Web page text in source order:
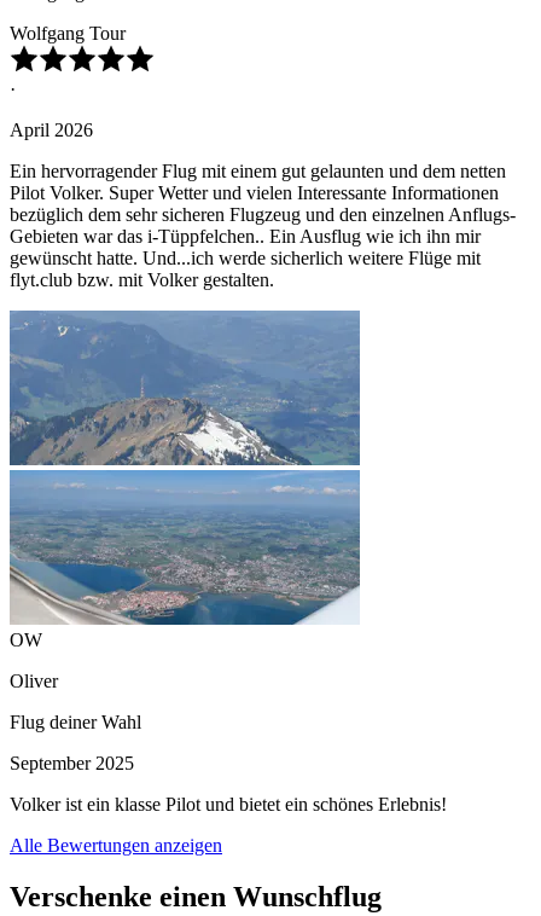
Wolfgang Tour
·
April 2026
Ein hervorragender Flug mit einem gut gelaunten und dem netten
Pilot Volker. Super Wetter und vielen Interessante Informationen
bezüglich dem sehr sicheren Flugzeug und den einzelnen Anflugs-
Gebieten war das i-Tüppfelchen.. Ein Ausflug wie ich ihn mir
gewünscht hatte. Und...ich werde sicherlich weitere Flüge mit
flyt.club bzw. mit Volker gestalten.
OW
Oliver
Flug deiner Wahl
September 2025
Volker ist ein klasse Pilot und bietet ein schönes Erlebnis!
Alle Bewertungen anzeigen
Verschenke einen Wunschflug